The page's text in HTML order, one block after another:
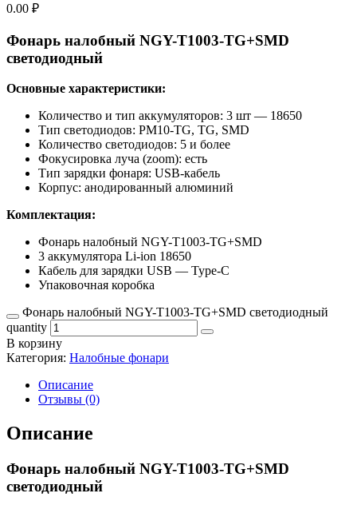
0.00 ₽
Фонарь налобный NGY-T1003-TG+SMD
светодиодный
Основные характеристики:
Количество и тип аккумуляторов: 3 шт — 18650
Тип светодиодов: PM10-TG, TG, SMD
Количество светодиодов: 5 и более
Фокусировка луча (zoom): есть
Тип зарядки фонаря: USB-кабель
Корпус: анодированный алюминий
Комплектация:
Фонарь налобный NGY-T1003-TG+SMD
3 аккумулятора Li-ion 18650
Кабель для зарядки USB — Type-C
Упаковочная коробка
Фонарь налобный NGY-T1003-TG+SMD светодиодный
quantity
В корзину
Категория: Налобные фонари
Описание
Отзывы (0)
Описание
Фонарь налобный NGY-T1003-TG+SMD
светодиодный